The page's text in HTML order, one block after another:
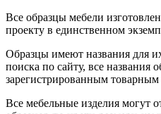
Все образцы мебели
проекту в единственном
Образцы имеют названия для
поиска по сайту, все названия
зарегистрированным товарным
Все мебельные изделия могут